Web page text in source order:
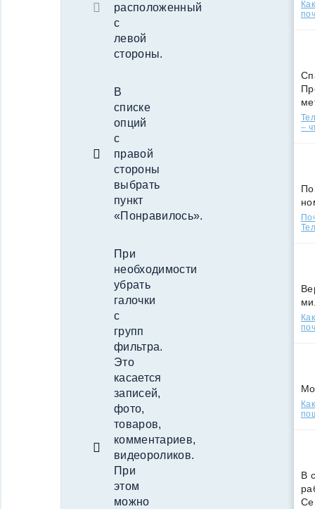
расположенный
с
левой
стороны.
В
списке
опций
с
правой
стороны
выбрать
пункт
«Понравилось».
При
необходимости
убрать
галочки
с
групп
фильтра.
Это
касается
записей,
фото,
товаров,
комментариев,
видеороликов.
При
этом
можно
–
В